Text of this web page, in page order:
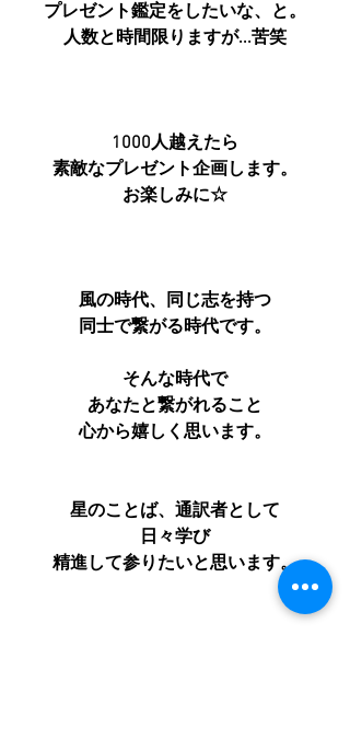
プレゼント鑑定をしたいな、と。
人数と時間限りますが...苦笑
1000人越えたら
素敵なプレゼント企画します。
お楽しみに☆
風の時代、同じ志を持つ
同士で繋がる時代です。
そんな時代で
あなたと繋がれること
心から嬉しく思います。
星のことば、通訳者として
日々学び
精進して参りたいと思います。